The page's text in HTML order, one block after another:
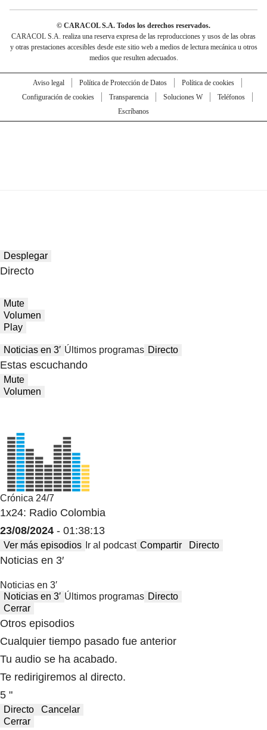
© CARACOL S.A. Todos los derechos reservados.
CARACOL S.A. realiza una reserva expresa de las reproducciones y usos de las obras
y otras prestaciones accesibles desde este sitio web a medios de lectura mecánica u otros
medios que resulten adecuados.
Aviso legal Política de Protección de Datos
Política de cookies
Configuración de cookies
Transparencia Soluciones W
Teléfonos
Escríbanos
Desplegar
Directo
Mute
Volumen
Play
Noticias en 3′ Últimos programas Directo
Estas escuchando
Mute
Volumen
Crónica 24/7
1x24: Radio Colombia
23/08/2024 - 01:38:13
Ver más episodios Ir al podcast Compartir Directo
Noticias en 3′
Noticias en 3′
Noticias en 3′ Últimos programas Directo
Cerrar
Otros episodios
Cualquier tiempo pasado fue anterior
Tu audio se ha acabado.
Te redirigiremos al directo.
5 "
Directo
Cancelar
Cerrar